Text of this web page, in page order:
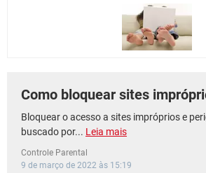
Como bloquear sites
Bloquear o acesso a sites impróprios e
buscado por... Leia mais
Controle Parental
9 de março de 2022 às 15:19